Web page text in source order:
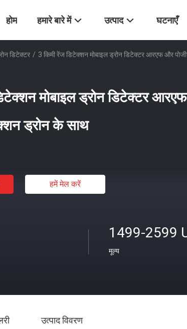
होम हमारे बारे में उत्पाद घटनाएँ
डिटेक्टर / 3 किमी रेंज डिटेक्शन मोबाइल ड्रोन डिटेक्टर आरएफ और
मोबाइल ड्रोन डिटेक्टर
ड्रोन के साथ
हमें मेल करें
1499-2599
मूल्य
उत्पाद विवरण